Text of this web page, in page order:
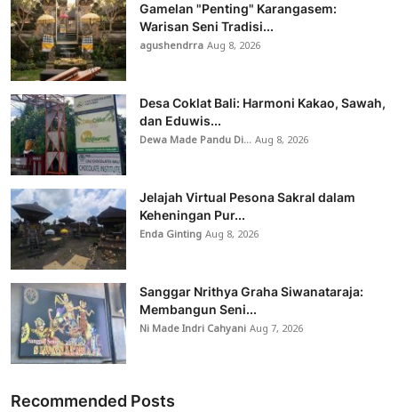
Gamelan "Penting" Karangasem:
Warisan Seni Tradisi...
agushendrraAug 8, 2026
Desa Coklat Bali: Harmoni Kakao, Sawah,
dan Eduwis...
Dewa Made Pandu Di...Aug 8, 2026
Jelajah Virtual Pesona Sakral dalam
Keheningan Pur...
Enda GintingAug 8, 2026
Sanggar Nrithya Graha Siwanataraja:
Membangun Seni...
Ni Made Indri CahyaniAug 7, 2026
Recommended Posts